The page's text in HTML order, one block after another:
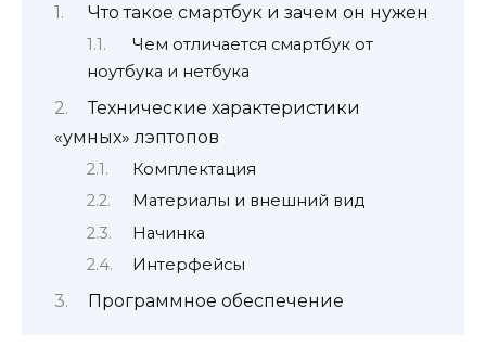
Что такое смартбук и зачем он нужен
Чем отличается смартбук от
ноутбука и нетбука
Технические характеристики
«умных» лэптопов
Комплектация
Материалы и внешний вид
Начинка
Интерфейсы
Программное обеспечение